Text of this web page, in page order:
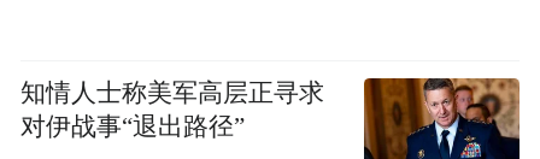
知情人士称美军高层正寻求
对伊战事“退出路径”